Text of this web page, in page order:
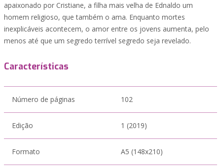
apaixonado por Cristiane, a filha mais velha de Ednaldo um
homem religioso, que também o ama. Enquanto mortes
inexplicáveis acontecem, o amor entre os jovens aumenta, pelo
menos até que um segredo terrível segredo seja revelado.
Características
Número de páginas 102
Edição 1 (2019)
Formato A5 (148x210)